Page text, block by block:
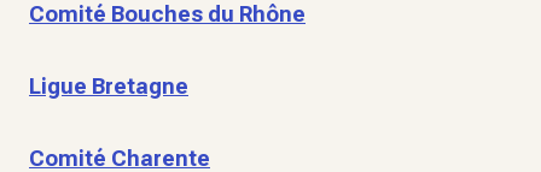
Comité Bouches du Rhône
Ligue Bretagne
Comité Charente